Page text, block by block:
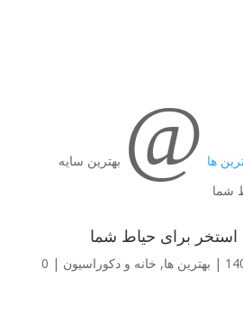
ها @ بهترین سایه
شما
استخر برای حیاط شما
| بهترین ها, خانه و دکوراسیون |
0